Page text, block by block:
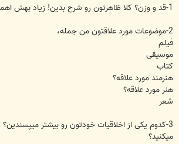
1-قد و وزن؟ کلا ظاهرتون رو شرح بدین! زیاد بهش اهمیت میدین یا نه؟
2-موضوعات مورد علاقتون من جمله،
فیلم
موسیقی
کتاب
هنرمند مورد علاقه؟
هنر مورد علاقه؟
شعر
3-کدوم یکی از اخلاقیات خودتون رو بیشتر
میکنید؟